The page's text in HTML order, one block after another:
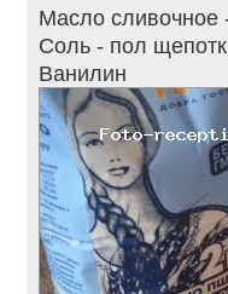
Масло сливочное
Соль - пол
Ванилин